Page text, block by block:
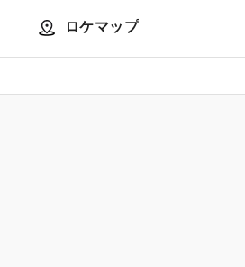
ロケマップ